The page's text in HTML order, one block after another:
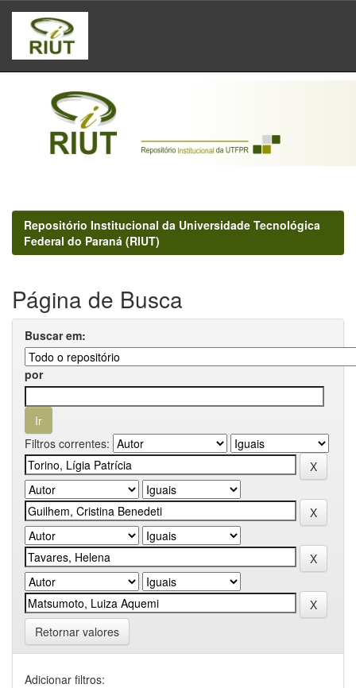
Skip
navigation
Repositório Institucional da Universidade Tecnológica
Federal do Paraná (RIUT)
Página de Busca
Buscar em:
por
Filtros correntes:
Retornar valores
Adicionar filtros: